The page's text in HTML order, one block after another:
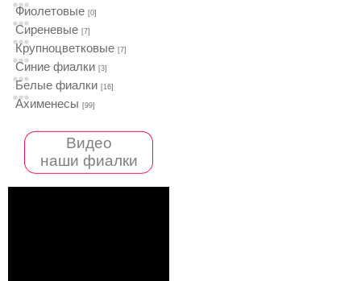
Фиолетовые [0]
Сиреневые [7]
Крупноцветковые [7]
Синие фиалки [3]
Белые фиалки [16]
Ахименесы [99]
Видео
наши фиалки